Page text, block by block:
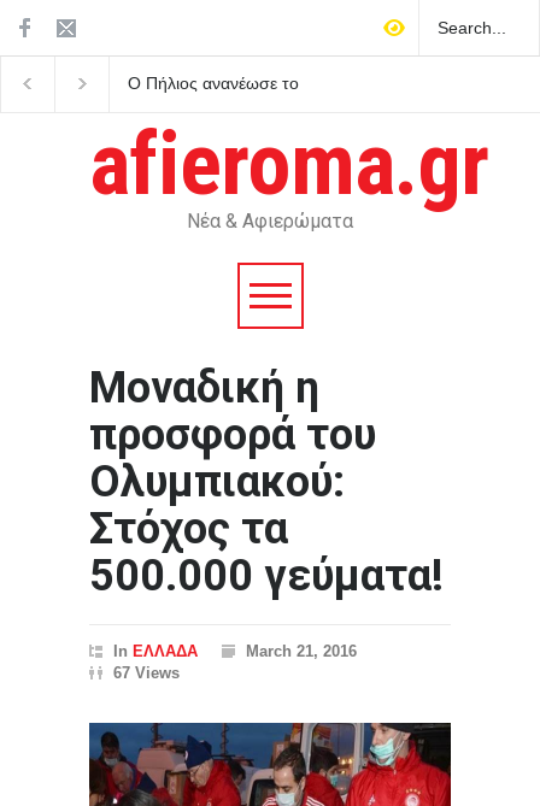
Ο Πήλιος ανανέωσε το
afieroma.gr
Νέα & Αφιερώματα
Μοναδική η
προσφορά του
Ολυμπιακού:
Στόχος τα
500.000 γεύματα!
In ΕΛΛΑΔΑ
March 21, 2016
67 Views